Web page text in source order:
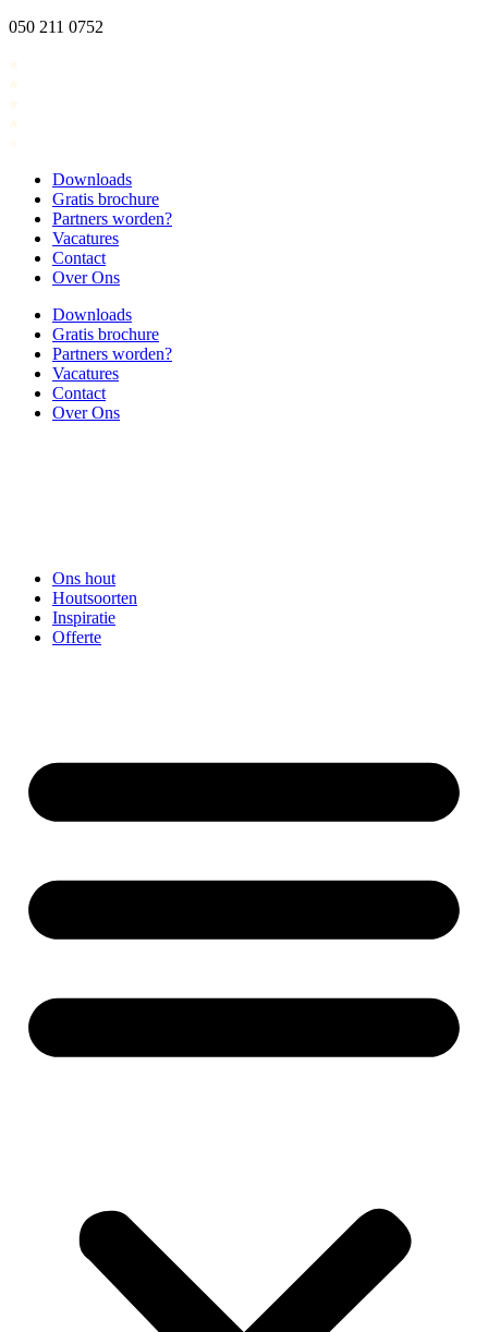
Ga
050 211 0752
Downloads
Gratis brochure
Partners worden?
Vacatures
Contact
Over Ons
Downloads
Gratis brochure
Partners worden?
Vacatures
Contact
Over Ons
Ons hout
Houtsoorten
Inspiratie
Offerte